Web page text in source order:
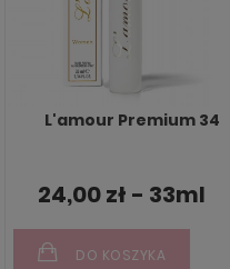
L'amour Premium 34
24,00 zł - 33ml
DO KOSZYKA